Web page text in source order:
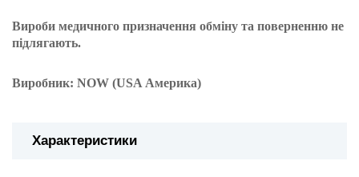
Вироби медичного призначення обміну та поверненню не
підлягають.
Виробник: NOW (USA Америка)
Характеристики